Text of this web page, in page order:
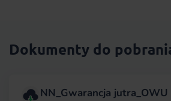
Dokumenty do
NN_Gwarancja jutra_OWU